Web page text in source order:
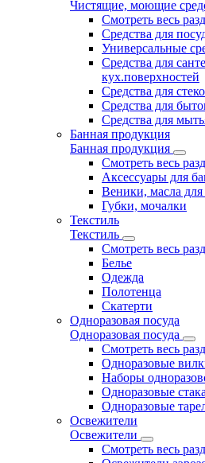
Чистящие, моющие
Смотреть весь
Средства для
Универсальные
Средства для
кух.поверхностей
Средства для
Средства для
Средства для
Банная продукция
Банная продукция
Смотреть весь
Аксессуары для
Веники, масла для
Губки, мочалки
Текстиль
Текстиль
Смотреть весь
Белье
Одежда
Полотенца
Скатерти
Одноразовая посуда
Одноразовая посуда
Смотреть весь
Одноразовые
Наборы
Одноразовые
Одноразовые
Освежители
Освежители
Смотреть весь